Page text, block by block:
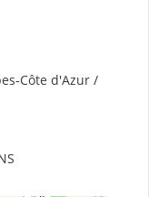
Côte d'Azur /